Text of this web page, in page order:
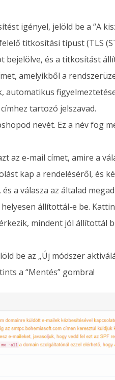
igényel, jelöld be a “A
titkosítási típust (TLS
bejelölve, és a titkosítást
amelyikből a
automatikus
tartozó jelszavad.
nevét. Ez a név fog
az e-mail címet, amire a
kap a rendeléséről, és
a válasza az általad
állítottál-e be.
mindent jól állítottál
be az „Új módszer
a “Mentés” gombra!